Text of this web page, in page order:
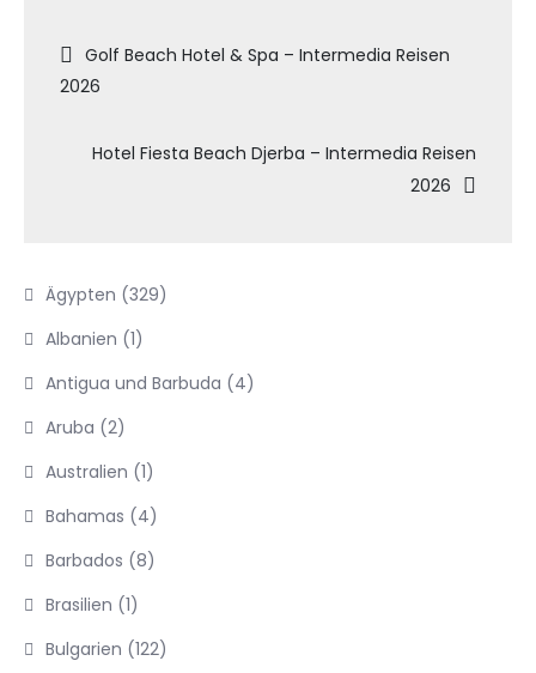
Beitragsnavigation
Golf Beach Hotel & Spa – Intermedia Reisen
2026
Hotel Fiesta Beach Djerba – Intermedia Reisen
2026
Ägypten (329)
Albanien (1)
Antigua und Barbuda (4)
Aruba (2)
Australien (1)
Bahamas (4)
Barbados (8)
Brasilien (1)
Bulgarien (122)